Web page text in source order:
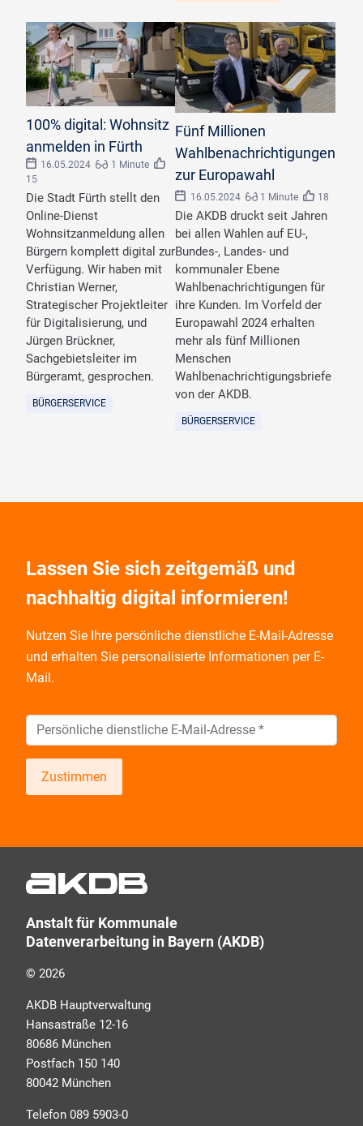
100% digital: Wohnsitz
anmelden in Fürth
16.05.2024
1 Minute
15
Die Stadt Fürth stellt den
Online-Dienst
Wohnsitzanmeldung allen
Bürgern komplett digital zur
Verfügung. Wir haben mit
Christian Werner,
Strategischer Projektleiter
für Digitalisierung, und
Jürgen Brückner,
Sachgebietsleiter im
Bürgeramt, gesprochen.
BÜRGERSERVICE
Fünf Millionen
Wahlbenachrichtigungen
zur Europawahl
16.05.2024 1 Minute 18
Die AKDB druckt seit Jahren
bei allen Wahlen auf EU-,
Bundes-, Landes- und
kommunaler Ebene
Wahlbenachrichtigungen für
ihre Kunden. Im Vorfeld der
Europawahl 2024 erhalten
mehr als fünf Millionen
Menschen
Wahlbenachrichtigungsbriefe
von der AKDB.
BÜRGERSERVICE
Lassen Sie sich zeitgemäß und
nachhaltig digital informieren!
Nutzen Sie Ihre persönliche dienstliche E-Mail-Adresse
und erhalten Sie personalisierte Informationen per E-
Mail.
Zustimmen
Umfragen in allen Produktbereichen des AKDB
selbstverständlich kostenlos. Aber auch schnell und
ressourcenschonend, eben ganz zeitgemäß digital.
Dafür benötigen wir Ihre Einwilligung, die Sie jederzeit
Anstalt für Kommunale
Datenverarbeitung in Bayern (AKDB)
© 2026
AKDB Hauptverwaltung
Hansastraße 12-16
80686 München
Postfach 150 140
80042 München
Telefon 089 5903-0